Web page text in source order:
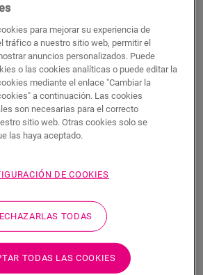
del producto
múltiples soluciones para rematar su
entre suelos o un remate en una
tiene que cortar el perfil Incizo según la
cúter Incizo incluido. El perfil combina a
de su suelo. Un paquete contiene un
Incizo y un riel de plástico. Para lograr
en estancias húmedas, le sugerimos
misma altura 3. añadir un acabado al
laminado y otros tipos de suelos 5.
y peldaños
para mejorar su experiencia de
tráfico a nuestro sitio web, permitir el
anuncios personalizados. Puede
o las cookies analíticas o puede editar la
mediante el enlace "Cambiar la
a continuación. Las cookies
son necesarias para el correcto
sitio web. Otras cookies solo se
las haya aceptado.
DE COOKIES
TODAS
TODAS LAS COOKIES